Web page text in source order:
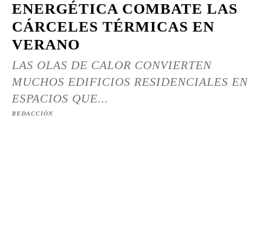
ENERGÉTICA COMBATE LAS
CÁRCELES TÉRMICAS EN
VERANO
LAS OLAS DE CALOR CONVIERTEN
MUCHOS EDIFICIOS RESIDENCIALES EN
ESPACIOS QUE...
REDACCIÓN